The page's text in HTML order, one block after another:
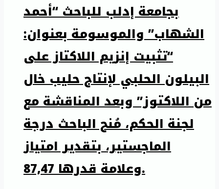
بجامعة إدلب للباحث “أحمد
الشهاب” والموسومة بعنوان:
“تثبيت إنزيم اللاكتاز على
البيلون الحلبي لإنتاج حليب خال
من اللاكتوز” وبعد المناقشة مع
لجنة الحكم، مُنح الباحث درجة
الماجستير، بتقدير امتياز
وعلامة قدرها 87,47.